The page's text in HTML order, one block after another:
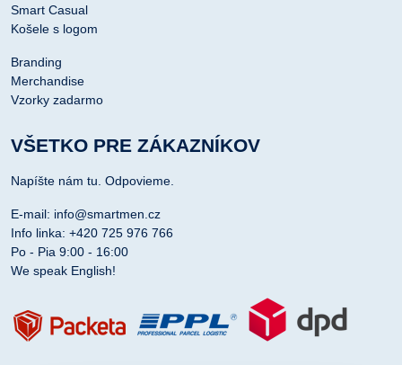
Smart Casual
Košele s logom
Branding
Merchandise
Vzorky zadarmo
VŠETKO PRE ZÁKAZNÍKOV
Napíšte nám tu. Odpovieme.
E-mail: info@smartmen.cz
Info linka: +420 725 976 766
Po - Pia 9:00 - 16:00
We speak English!